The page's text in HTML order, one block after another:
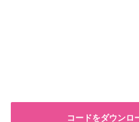
コードをダウンロ